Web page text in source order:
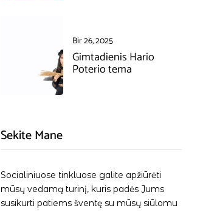
Bir 26, 2025
Gimtadienis Hario
Poterio tema
Sekite Mane
Socialiniuose tinkluose galite apžiūrėti
mūsų vedamą turinį, kuris padės Jums
susikurti patiems šventę su mūsų siūlomu